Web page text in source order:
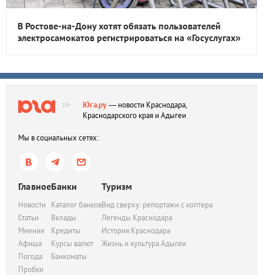
В Ростове-на-Дону хотят обязать пользователей
электросамокатов регистрироваться на «Госуслугах»
18+ Юга.ру— новости Краснодара,
Краснодарского края и Адыгеи
Мы в социальных сетях:
Главное
Новости
Статьи
Мнения
Афиша
Погода
Пробки
Банки
Каталог банков
Вклады
Кредиты
Курсы валют
Банкоматы
Туризм
Вид сверху: репортажи с коптера
Легенды Краснодара
История Краснодара
Жизнь и культура Адыгеи